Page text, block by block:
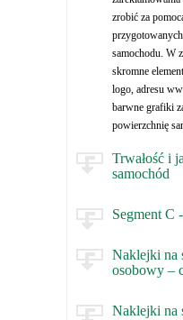
zrobić za
samochodu. W
skromne
logo, adresu
barwne grafiki
powierzchnię
Trwałość i
samochód
Segment C
Naklejki na
osobowy –
Naklejki na